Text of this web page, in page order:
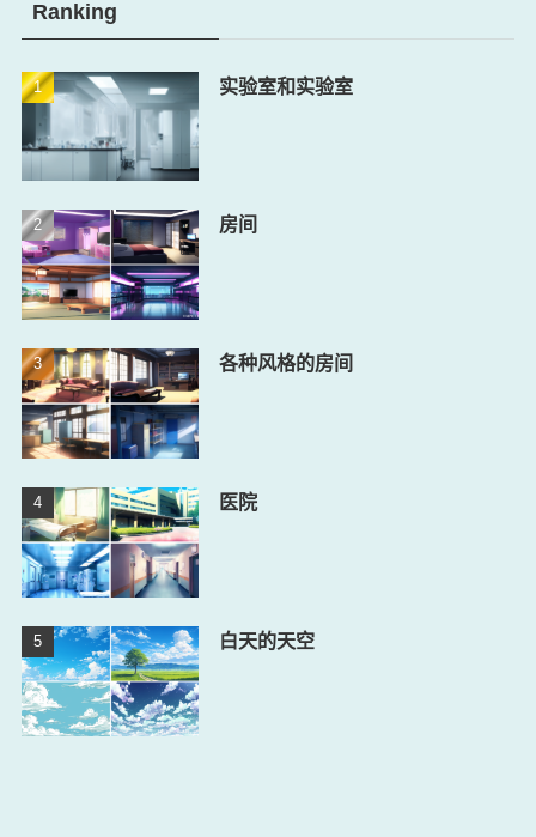
Ranking
实验室和实验室
房间
各种风格的房间
医院
白天的天空